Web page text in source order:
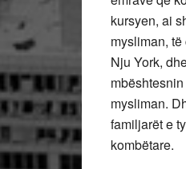
kursyen, ai
mysliman,
Nju York,
mysliman.
familjarët e
kombëtare.